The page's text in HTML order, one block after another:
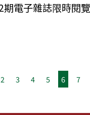
電子雜誌限時閱覽
2 3 4 5 6 7